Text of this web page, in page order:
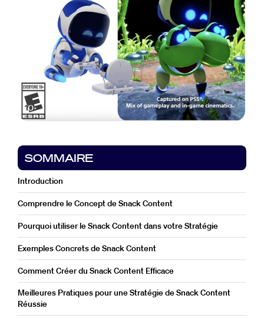
SOMMAIRE
Introduction
Comprendre le Concept de Snack Content
Pourquoi utiliser le Snack Content dans votre Stratégie
Exemples Concrets de Snack Content
Comment Créer du Snack Content Efficace
Meilleures Pratiques pour une Stratégie de Snack Content
Réussie